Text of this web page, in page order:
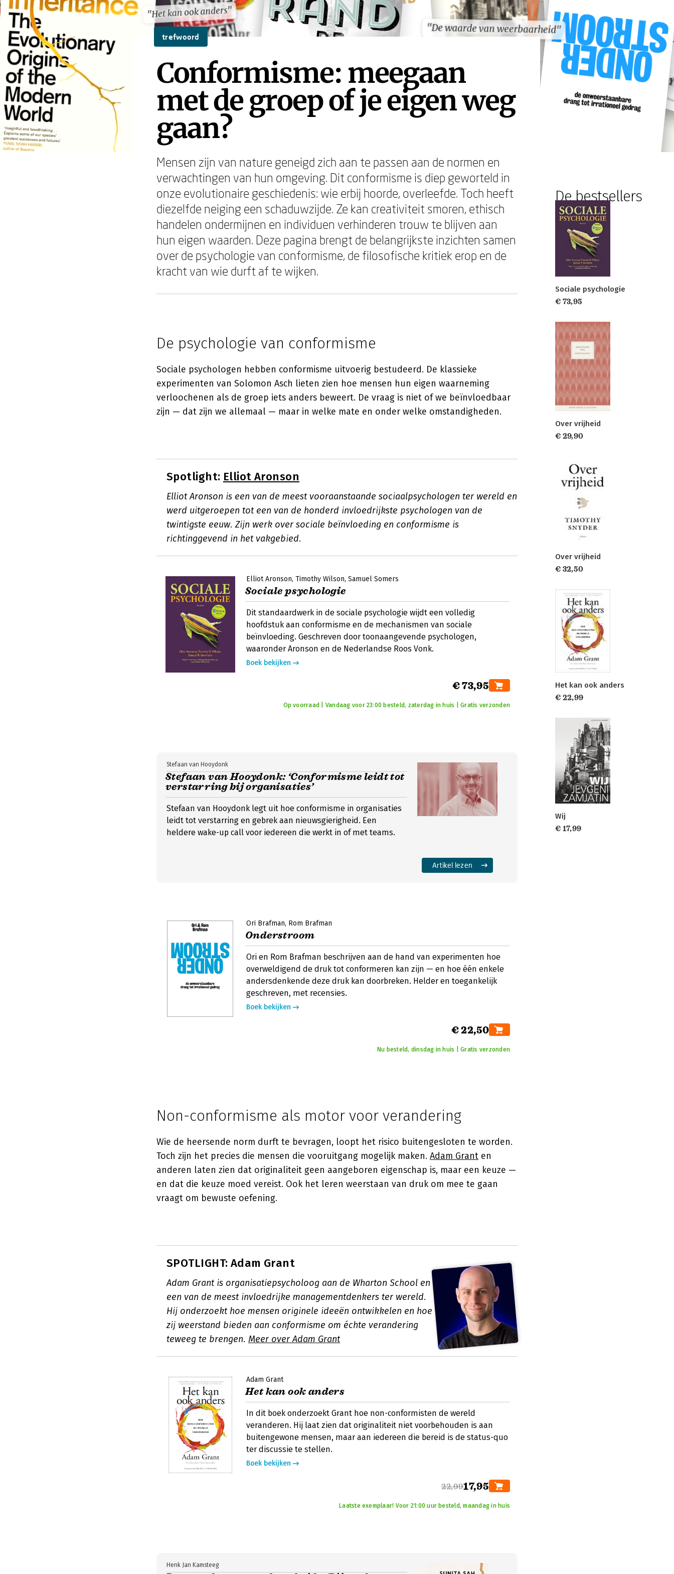
"Het kan ook anders"
"De waarde van weerbaarheid"
"Het kan ook anders"
"De waarde van weerbaarheid"
trefwoord
Conformisme: meegaan
met de groep of je eigen weg
gaan?
Mensen zijn van nature geneigd zich aan te passen aan de normen en
verwachtingen van hun omgeving. Dit conformisme is diep geworteld in
onze evolutionaire geschiedenis: wie erbij hoorde, overleefde. Toch heeft
diezelfde neiging een schaduwzijde. Ze kan creativiteit smoren, ethisch
handelen ondermijnen en individuen verhinderen trouw te blijven aan
hun eigen waarden. Deze pagina brengt de belangrijkste inzichten samen
over de psychologie van conformisme, de filosofische kritiek erop en de
kracht van wie durft af te wijken.
De psychologie van conformisme
Sociale psychologen hebben conformisme uitvoerig bestudeerd. De klassieke
experimenten van Solomon Asch lieten zien hoe mensen hun eigen waarneming
verloochenen als de groep iets anders beweert. De vraag is niet of we beïnvloedbaar
zijn — dat zijn we allemaal — maar in welke mate en onder welke omstandigheden.
Spotlight: Elliot Aronson
Elliot Aronson is een van de meest vooraanstaande sociaalpsychologen ter wereld en
werd uitgeroepen tot een van de honderd invloedrijkste psychologen van de
twintigste eeuw. Zijn werk over sociale beïnvloeding en conformisme is
richtinggevend in het vakgebied.
Elliot Aronson Timothy Wilson Samuel Somers
Sociale psychologie
Dit standaardwerk in de sociale psychologie wijdt een volledig
hoofdstuk aan conformisme en de mechanismen van sociale
beïnvloeding. Geschreven door toonaangevende psychologen,
waaronder Aronson en de Nederlandse Roos Vonk.
Boek bekijken
€ 73,95
Op voorraad | Vandaag voor 23:00 besteld, zaterdag in huis | Gratis verzonden
Stefaan van Hooydonk: ‘Conformisme leidt tot
verstarring bij organisaties’
Stefaan van Hooydonk
Stefaan van Hooydonk legt uit hoe conformisme in organisaties
leidt tot verstarring en gebrek aan nieuwsgierigheid. Een
heldere wake-up call voor iedereen die werkt in of met teams.
Artikel lezen
Ori Brafman Rom Brafman
Onderstroom
Ori en Rom Brafman beschrijven aan de hand van experimenten hoe
overweldigend de druk tot conformeren kan zijn — en hoe één enkele
andersdenkende deze druk kan doorbreken. Helder en toegankelijk
geschreven, met recensies.
Boek bekijken
€ 22,50
Nu besteld, dinsdag in huis | Gratis verzonden
Non-conformisme als motor voor verandering
Wie de heersende norm durft te bevragen, loopt het risico buitengesloten te worden.
Toch zijn het precies die mensen die vooruitgang mogelijk maken. Adam Grant en
anderen laten zien dat originaliteit geen aangeboren eigenschap is, maar een keuze —
en dat die keuze moed vereist. Ook het leren weerstaan van druk om mee te gaan
vraagt om bewuste oefening.
SPOTLIGHT: Adam Grant
Adam Grant is organisatiepsycholoog aan de Wharton School en
een van de meest invloedrijke managementdenkers ter wereld.
Hij onderzoekt hoe mensen originele ideeën ontwikkelen en hoe
zij weerstand bieden aan conformisme om échte verandering
teweeg te brengen. Meer over Adam Grant
Adam Grant
Het kan ook anders
In dit boek onderzoekt Grant hoe non-conformisten de wereld
veranderen. Hij laat zien dat originaliteit niet voorbehouden is aan
buitengewone mensen, maar aan iedereen die bereid is de status-quo
ter discussie te stellen.
Boek bekijken
22,9917,95
Laatste exemplaar! Voor 21:00 uur besteld, maandag in huis
Henk Jan Kamsteeg
De bestsellers
Sociale psychologie
€ 73,95
Over vrijheid
€ 29,90
Over vrijheid
€ 32,50
Het kan ook anders
€ 22,99
Wij
€ 17,99